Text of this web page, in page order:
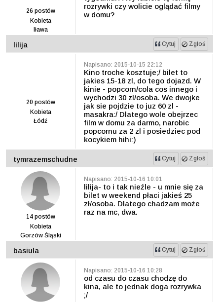
26 postów
Kobieta
Iława
rozrywki czy wolicie oglądać filmy
w domu?
lilija Zgłoś
Cytuj
20 postów
Kobieta
Łódź
Napisano: 2015-10-15 22:12
Kino troche kosztuje;/ bilet to
jakies 15-18 zl, do tego dojazd. W
kinie - popcorn/cola cos innego i
wychodzi 30 zl/osoba. We dwojke
jak sie pojdzie to juz 60 zl -
masakra:/ Dlatego wole obejrzec
film w domu za darmo, narobic
popcornu za 2 zl i posiedziec pod
kocykiem hihi:)
tymrazemschudne Zgłoś
Cytuj
14 postów
Kobieta
Gorzów Śląski
Napisano: 2015-10-16 10:01
lilija- to i tak nieźle - u mnie się za
bilet w weekend płaci jakieś 25
zł/osoba. Dlatego chadzam może
raz na mc, dwa.
basiula Zgłoś
Cytuj
Napisano: 2015-10-16 10:28
od czasu do czasu chodzę do
kina, ale to jednak doga rozrywka
;/